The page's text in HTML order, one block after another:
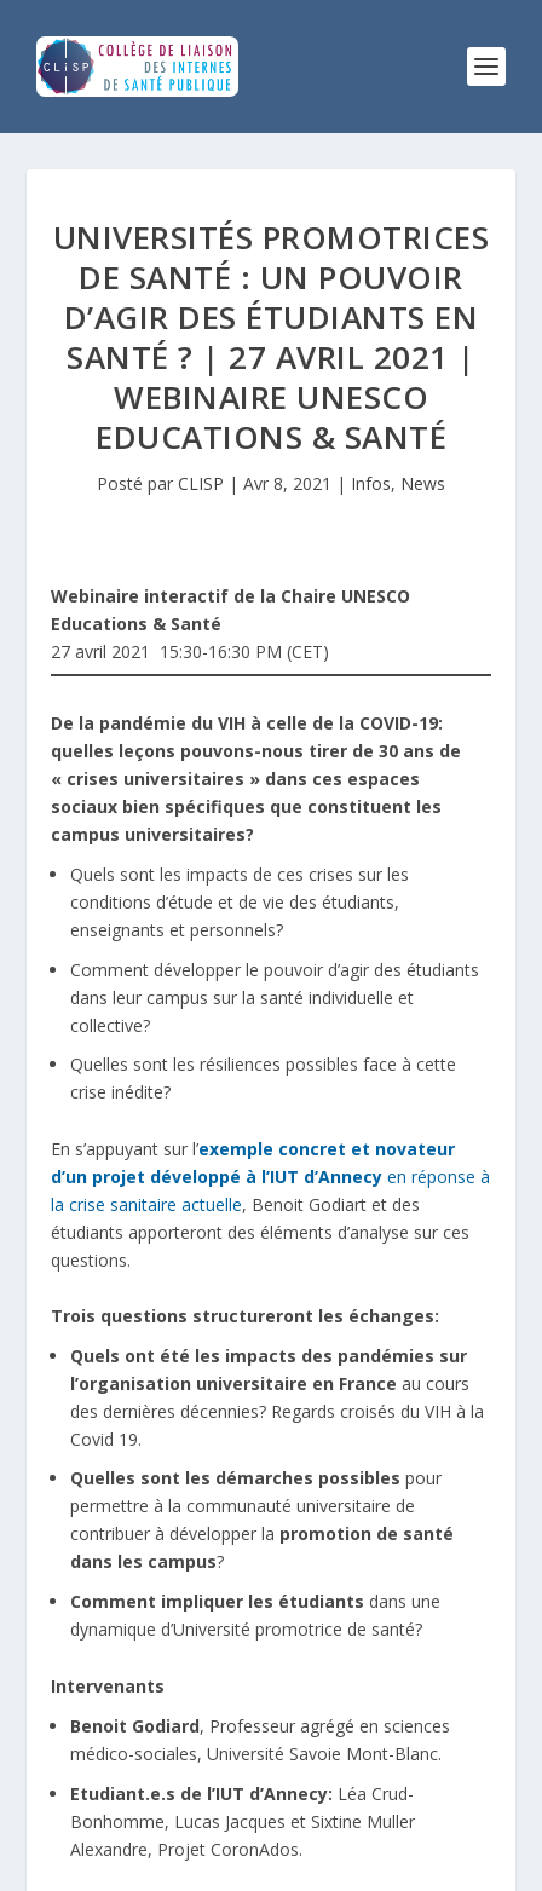
UNIVERSITÉS PROMOTRICES
DE SANTÉ : UN POUVOIR
D’AGIR DES ÉTUDIANTS EN
SANTÉ ? | 27 AVRIL 2021 |
WEBINAIRE UNESCO
EDUCATIONS & SANTÉ
Posté par CLISP | Avr 8, 2021 | Infos, News
Webinaire interactif de la Chaire UNESCO
Educations & Santé
27 avril 2021 15:30-16:30 PM (CET)
De la pandémie du VIH à celle de la COVID-19:
quelles leçons pouvons-nous tirer de 30 ans de
« crises universitaires » dans ces espaces
sociaux bien spécifiques que constituent les
campus universitaires?
Quels sont les impacts de ces crises sur les
conditions d’étude et de vie des étudiants,
enseignants et personnels?
Comment développer le pouvoir d’agir des étudiants
dans leur campus sur la santé individuelle et
collective?
Quelles sont les résiliences possibles face à cette
crise inédite?
En s’appuyant sur l’exemple concret et novateur
d’un projet développé à l’IUT d’Annecyen réponse à
la crise sanitaire actuelle, Benoit Godiart et des
étudiants apporteront des éléments d’analyse sur ces
questions.
Trois questions structureront les échanges:
Quels ont été les impacts des pandémies sur
l’organisation universitaire en France au cours
des dernières décennies? Regards croisés du VIH à la
Covid 19.
Quelles sont les démarches possiblespour
permettre à la communauté universitaire de
contribuer à développer la promotion de santé
dans les campus?
Comment impliquer les étudiants dans une
dynamique d’Université promotrice de santé?
Intervenants
Benoit Godiard, Professeur agrégé en sciences
médico-sociales, Université Savoie Mont-Blanc.
Etudiant.e.s de l’IUT d’Annecy: Léa Crud-
Bonhomme, Lucas Jacques et Sixtine Muller
Alexandre, Projet CoronAdos.